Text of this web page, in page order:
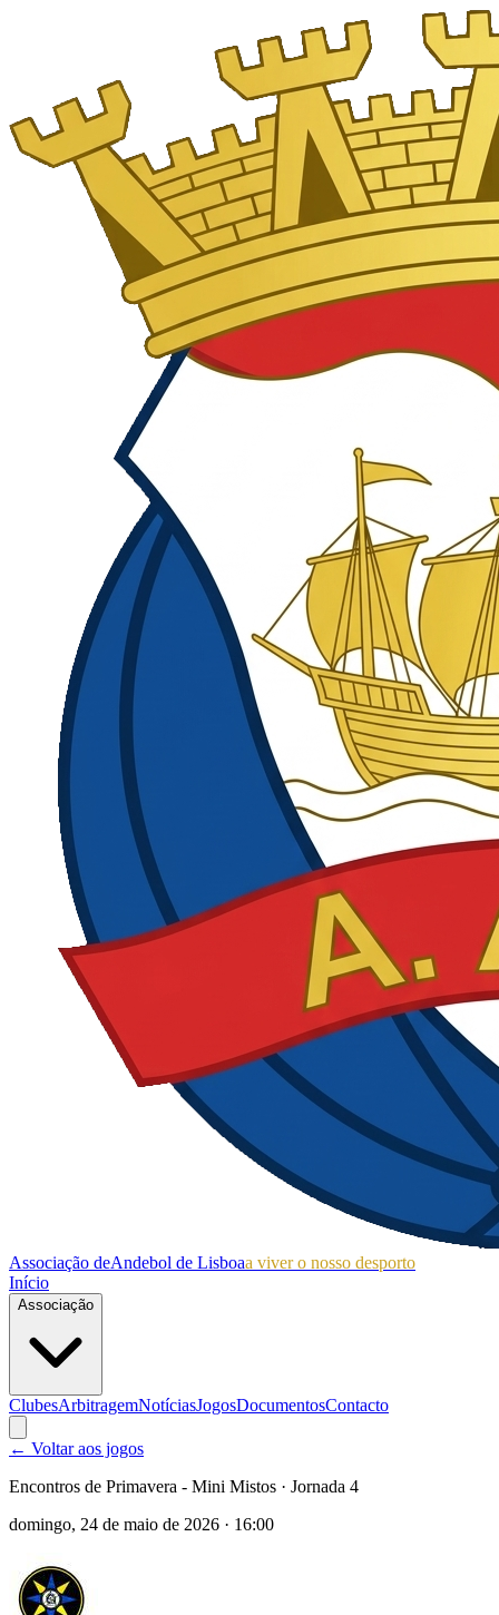
Associação deAndebol de Lisboaa viver o nosso desporto
Início
Associação
ClubesArbitragemNotíciasJogosDocumentosContacto
← Voltar aos jogos
Encontros de Primavera - Mini Mistos · Jornada 4
domingo, 24 de maio de 2026 · 16:00